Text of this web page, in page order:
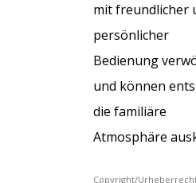
mit freundlicher
persönlicher
Bedienung
und können
die familiäre
Atmosphäre
Copyright/